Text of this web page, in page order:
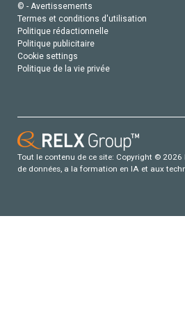
© - Avertissements
Termes et conditions d'utilisation
Politique rédactionnelle
Politique publicitaire
Cookie settings
Politique de la vie privée
Tout le contenu de ce site: Copyright ©
de données, a la formation en IA et aux